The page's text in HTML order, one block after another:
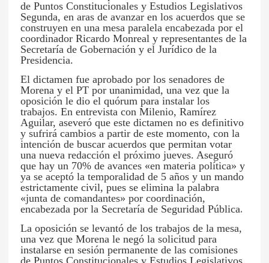
de Puntos Constitucionales y Estudios Legislativos
Segunda, en aras de avanzar en los acuerdos que se
construyen en una mesa paralela encabezada por el
coordinador Ricardo Monreal y representantes de la
Secretaría de Gobernación y el Jurídico de la
Presidencia.
El dictamen fue aprobado por los senadores de
Morena y el PT por unanimidad, una vez que la
oposición le dio el quórum para instalar los
trabajos. En entrevista con Milenio, Ramírez
Aguilar, aseveró que este dictamen no es definitivo
y sufrirá cambios a partir de este momento, con la
intención de buscar acuerdos que permitan votar
una nueva redacción el próximo jueves. Aseguró
que hay un 70% de avances «en materia política» y
ya se aceptó la temporalidad de 5 años y un mando
estrictamente civil, pues se elimina la palabra
«junta de comandantes» por coordinación,
encabezada por la Secretaría de Seguridad Pública.
La oposición se levantó de los trabajos de la mesa,
una vez que Morena le negó la solicitud para
instalarse en sesión permanente de las comisiones
de Puntos Constitucionales y Estudios Legislativos